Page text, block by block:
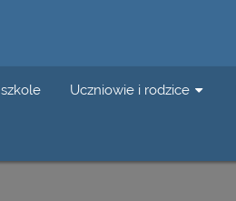
Uczniowie i rodzice